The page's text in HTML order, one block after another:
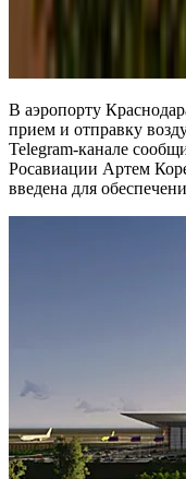
В аэропорту
прием и отправку
Telegram-канале
Росавиации Артем
введена для